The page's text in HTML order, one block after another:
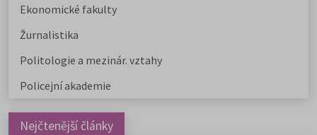
Ekonomické fakulty
Žurnalistika
Politologie a mezinár. vztahy
Policejní akademie
Nejčtenější články